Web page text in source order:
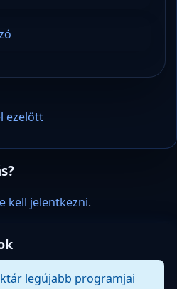
ezelőtt
kell jelentkezni.
legújabb programjai